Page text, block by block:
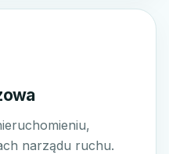
narządu ruchu.